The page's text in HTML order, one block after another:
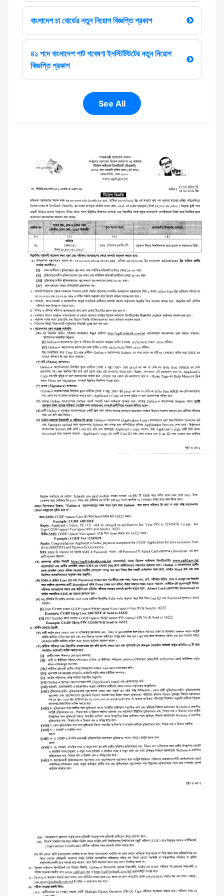
বাংলাদেশ চা বোর্ডের নতুন নিয়োগ বিজ্ঞপ্তি প্রকাশ
৪১ পদে বাংলাদেশ পাট গবেষণা ইনস্টিটিউটের নতুন নিয়োগ
বিজ্ঞপ্তি প্রকাশ
See All